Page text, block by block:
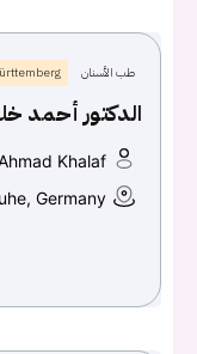
طب الأسنان
الدكتور أحمد
Khalaf
Germany